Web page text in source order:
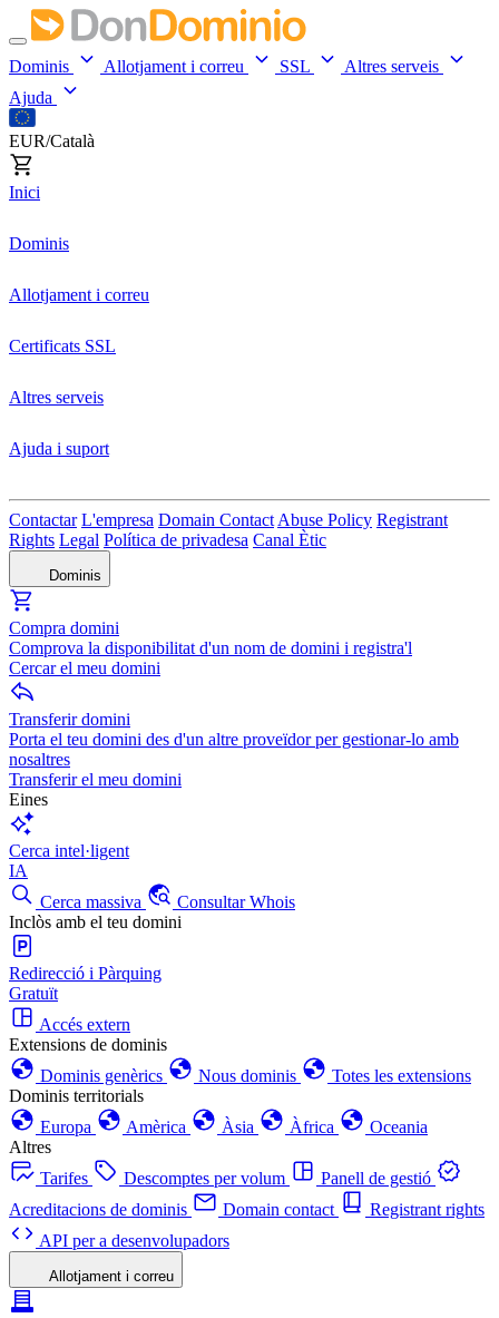
Dominis Allotjament i correu SSL
Altres serveis
Ajuda
EUR/Català
Inici
Dominis
Allotjament i correu
Certificats SSL
Altres serveis
Ajuda i suport
Contactar L'empresa Domain Contact Abuse Policy Registrant
Rights Legal Política de privadesa Canal Ètic
Dominis
Compra domini
Comprova la disponibilitat d'un nom de domini i registra'l
Cercar el meu domini
Transferir domini
Porta el teu domini des d'un altre proveïdor per gestionar-lo amb
nosaltres
Transferir el meu domini
Eines
Cerca intel·ligent
IA
Cerca massiva
Consultar Whois
Inclòs amb el teu domini
Redirecció i Pàrquing
Gratuït
Accés extern
Extensions de dominis
Dominis genèrics
Nous dominis
Totes les extensions
Dominis territorials
Europa
Amèrica Àsia Àfrica
Oceania
Altres
Tarifes
Descomptes per volum
Panell de gestió
Acreditacions de dominis
Domain contact
Registrant rights
API per a desenvolupadors
Allotjament i correu